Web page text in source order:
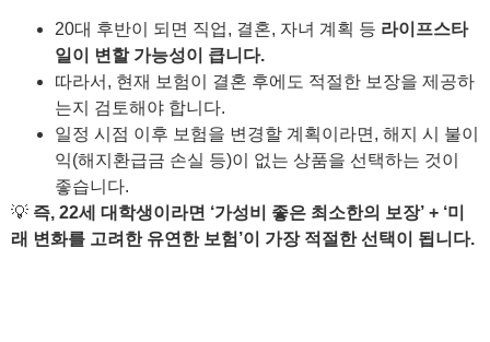
20대 후반이 되면 직업, 결혼, 자녀 계획 등 라이프스타
일이 변할 가능성이 큽니다.
따라서, 현재 보험이 결혼 후에도 적절한 보장을 제공하
는지 검토해야 합니다.
일정 시점 이후 보험을 변경할 계획이라면, 해지 시 불이
익(해지환급금 손실 등)이 없는 상품을 선택하는 것이
좋습니다.
💡 즉, 22세 대학생이라면 ‘가성비 좋은 최소한의 보장’ + ‘미
래 변화를 고려한 유연한 보험’이 가장 적절한 선택이 됩니다.